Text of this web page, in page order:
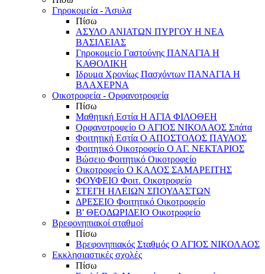
Γηροκομεία - Άσυλα
Πίσω
ΑΣΥΛΟ ΑΝΙΑΤΩΝ ΠΥΡΓΟΥ Η ΝΕΑ
ΒΑΣΙΛΕΙΑΣ
Γηροκομείο Γαστούνης ΠΑΝΑΓΙΑ Η
ΚΑΘΟΛΙΚΗ
Ιδρυμα Χρονίως Πασχόντων ΠΑΝΑΓΙΑ Η
ΒΛΑΧΕΡΝΑ
Οικοτροφεία - Ορφανοτροφεία
Πίσω
Μαθητική Εστία Η ΑΓΙΑ ΦΙΛΟΘΕΗ
Ορφανοτροφείο Ο ΑΓΙΟΣ ΝΙΚΟΛΑΟΣ Σπάτα
Φοιτητική Εστία Ο ΑΠΟΣΤΟΛΟΣ ΠΑΥΛΟΣ
Φοιτητικό Οικοτροφείο Ο ΑΓ. ΝΕΚΤΑΡΙΟΣ
Βώσειο Φοιτητικό Οικοτροφείο
Οικοτροφείο Ο ΚΑΛΟΣ ΣΑΜΑΡΕΙΤΗΣ
ΦΟΥΦΕΙΟ Φοιτ. Οικοτροφείο
ΣΤΕΓΗ ΗΛΕΙΩΝ ΣΠΟΥΔΑΣΤΩΝ
ΔΡΕΣΕΙΟ Φοιτητικό Οικοτροφείο
Β' ΘΕΟΔΩΡΙΔΕΙΟ Οικοτροφείο
Βρεφονηπιακοί σταθμοί
Πίσω
Βρεφονηπιακός Σταθμός Ο ΑΓΙΟΣ ΝΙΚΟΛΑΟΣ
Εκκλησιαστικές σχολές
Πίσω